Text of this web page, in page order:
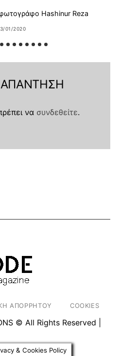
Hashinur Reza
01/2020
να συνδεθείτε.
ΑΠΟΡΡΗΤΟΥ COOKIES
© All Rights Reserved |
& Cookies Policy